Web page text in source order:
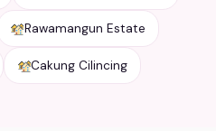
Rawamangun Estate
Cakung Cilincing